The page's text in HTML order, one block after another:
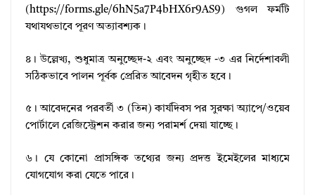
(https://forms.gle/6hN5a7P4bHX6r9AS9) গুগল ফর্মটি
যথাযথভাবে পূরণ অত্যাবশ্যক।
৪। উল্লেখ্য, শুধুমাত্র অনুচ্ছেদ-২ এবং অনুচ্ছেদ -৩ এর নির্দেশাবলী
সঠিকভাবে পালন পূর্বক প্রেরিত আবেদন গৃহীত হবে।
৫। আবেদনের পরবর্তী ৩ (তিন) কার্যদিবস পর সুরক্ষা অ্যাপে/ওয়েব
পোর্টালে রেজিস্ট্রেশন করার জন্য পরামর্শ দেয়া যাচ্ছে।
৬। যে কোনো প্রাসঙ্গিক তথ্যের জন্য প্রদত্ত ইমেইলের মাধ্যমে
যোগযোগ করা যেতে পারে।